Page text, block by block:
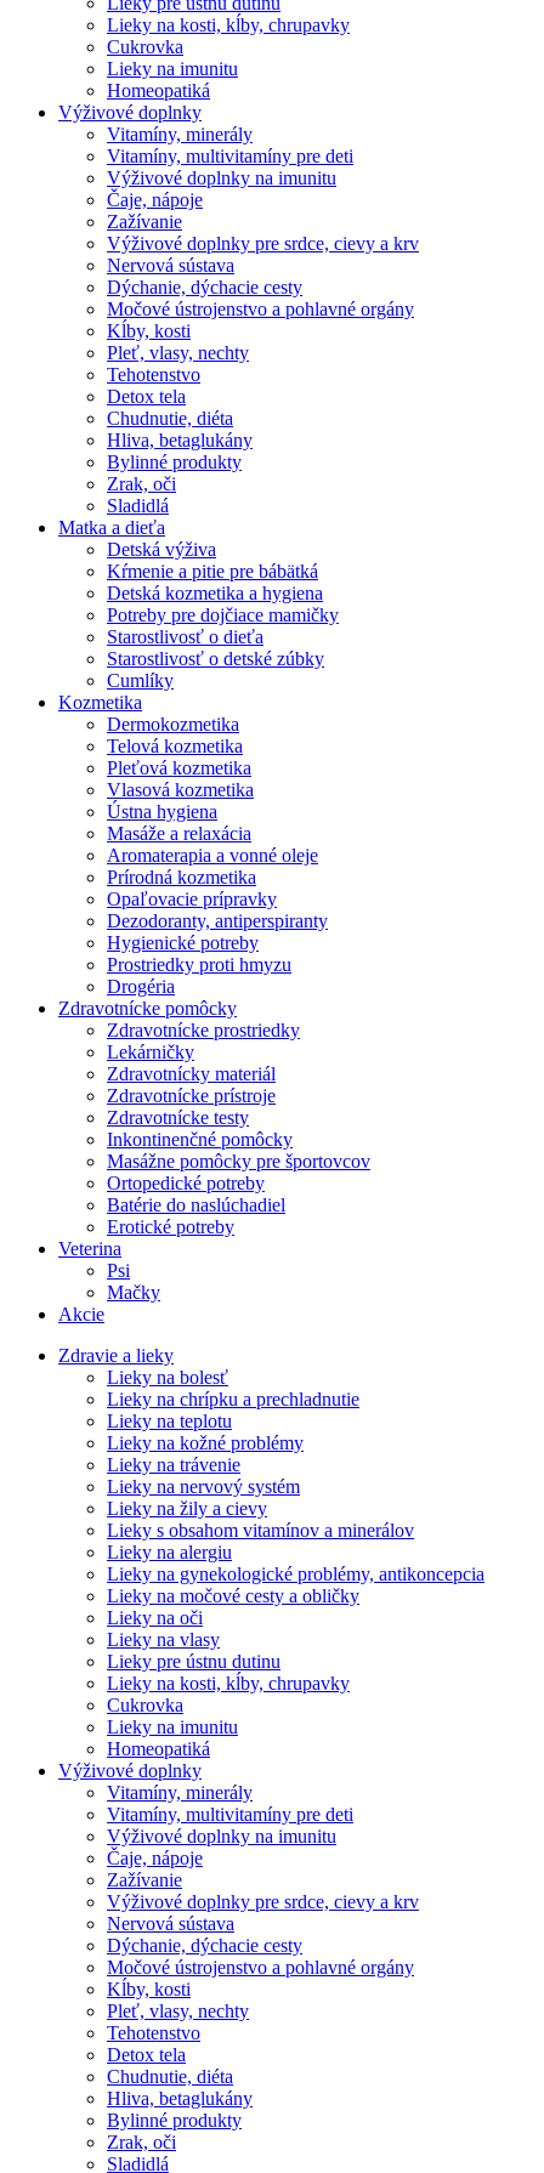
Lieky na kosti, kĺby, chrupavky
Cukrovka
Lieky na imunitu
Homeopatiká
Výživové doplnky
Vitamíny, minerály
Vitamíny, multivitamíny pre deti
Výživové doplnky na imunitu
Čaje, nápoje
Zažívanie
Výživové doplnky pre srdce, cievy a krv
Nervová sústava
Dýchanie, dýchacie cesty
Močové ústrojenstvo a pohlavné orgány
Kĺby, kosti
Pleť, vlasy, nechty
Tehotenstvo
Detox tela
Chudnutie, diéta
Hliva, betaglukány
Bylinné produkty
Zrak, oči
Sladidlá
Matka a dieťa
Detská výživa
Kŕmenie a pitie pre bábätká
Detská kozmetika a hygiena
Potreby pre dojčiace mamičky
Starostlivosť o dieťa
Starostlivosť o detské zúbky
Cumlíky
Kozmetika
Dermokozmetika
Telová kozmetika
Pleťová kozmetika
Vlasová kozmetika
Ústna hygiena
Masáže a relaxácia
Aromaterapia a vonné oleje
Prírodná kozmetika
Opaľovacie prípravky
Dezodoranty, antiperspiranty
Hygienické potreby
Prostriedky proti hmyzu
Drogéria
Zdravotnícke pomôcky
Zdravotnícke prostriedky
Lekárničky
Zdravotnícky materiál
Zdravotnícke prístroje
Zdravotnícke testy
Inkontinenčné pomôcky
Masážne pomôcky pre športovcov
Ortopedické potreby
Batérie do naslúchadiel
Erotické potreby
Veterina
Psi
Mačky
Akcie
Zdravie a lieky
Lieky na bolesť
Lieky na chrípku a prechladnutie
Lieky na teplotu
Lieky na kožné problémy
Lieky na trávenie
Lieky na nervový systém
Lieky na žily a cievy
Lieky s obsahom vitamínov a minerálov
Lieky na alergiu
Lieky na gynekologické problémy, antikoncepcia
Lieky na močové cesty a obličky
Lieky na oči
Lieky na vlasy
Lieky pre ústnu dutinu
Lieky na kosti, kĺby, chrupavky
Cukrovka
Lieky na imunitu
Homeopatiká
Výživové doplnky
Vitamíny, minerály
Vitamíny, multivitamíny pre deti
Výživové doplnky na imunitu
Čaje, nápoje
Zažívanie
Výživové doplnky pre srdce, cievy a krv
Nervová sústava
Dýchanie, dýchacie cesty
Močové ústrojenstvo a pohlavné orgány
Kĺby, kosti
Pleť, vlasy, nechty
Tehotenstvo
Detox tela
Chudnutie, diéta
Hliva, betaglukány
Bylinné produkty
Zrak, oči
Sladidlá